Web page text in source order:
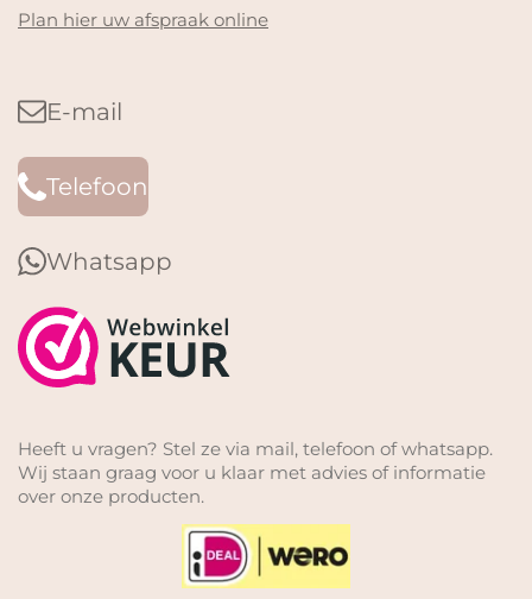
Plan hier uw afspraak online
E-mail
Telefoon
Whatsapp
Heeft u vragen? Stel ze via mail, telefoon of whatsapp.
Wij staan graag voor u klaar met advies of informatie
over onze producten.